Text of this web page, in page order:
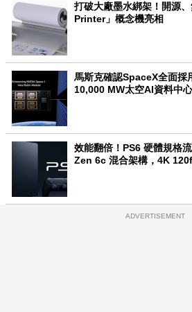
打破大廠墨水綁架！開源
Printer」概念機亮相
馬斯克確認SpaceX全面採
10,000 MW太空AI資料中心
效能翻倍！PS6 硬體規格
Zen 6c 混合架構，4K
ADVERTISEMENT